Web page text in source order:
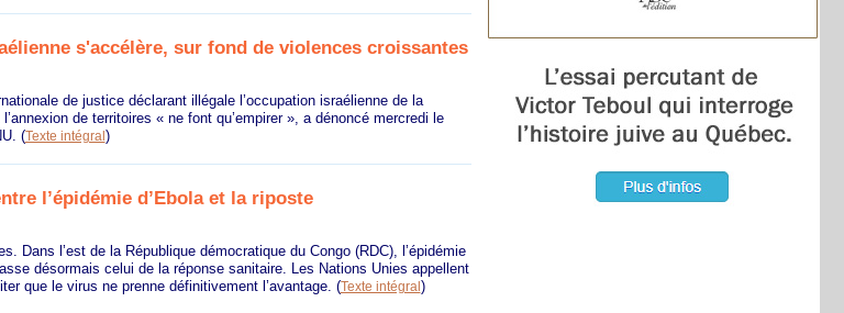
s'accélère, sur fond de violences croissantes
de justice déclarant illégale l’occupation israélienne de la
de territoires « ne font qu’empirer », a dénoncé mercredi le
(Texte intégral )
l’épidémie d’Ebola et la riposte
Dans l’est de la République démocratique du Congo (RDC), l’épidémie
désormais celui de la réponse sanitaire. Les Nations Unies appellent
que le virus ne prenne définitivement l’avantage. (Texte intégral )